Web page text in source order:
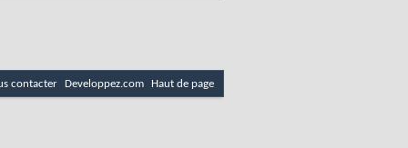
contacter Developpez.com Haut de page